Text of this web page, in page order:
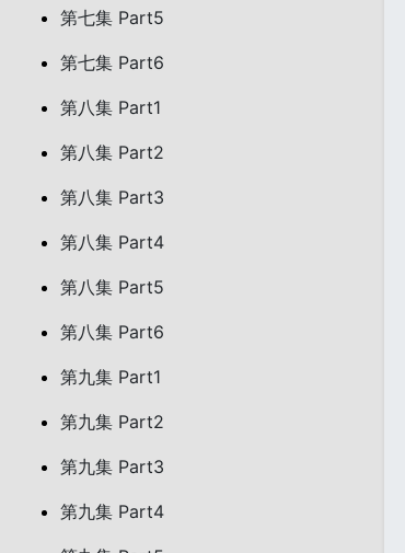
第七集 Part5
第七集 Part6
第八集 Part1
第八集 Part2
第八集 Part3
第八集 Part4
第八集 Part5
第八集 Part6
第九集 Part1
第九集 Part2
第九集 Part3
第九集 Part4